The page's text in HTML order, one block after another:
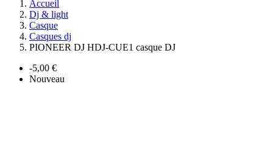
Accueil
Dj & light
Casque
Casques dj
PIONEER DJ HDJ-CUE1 casque DJ
-5,00 €
Nouveau